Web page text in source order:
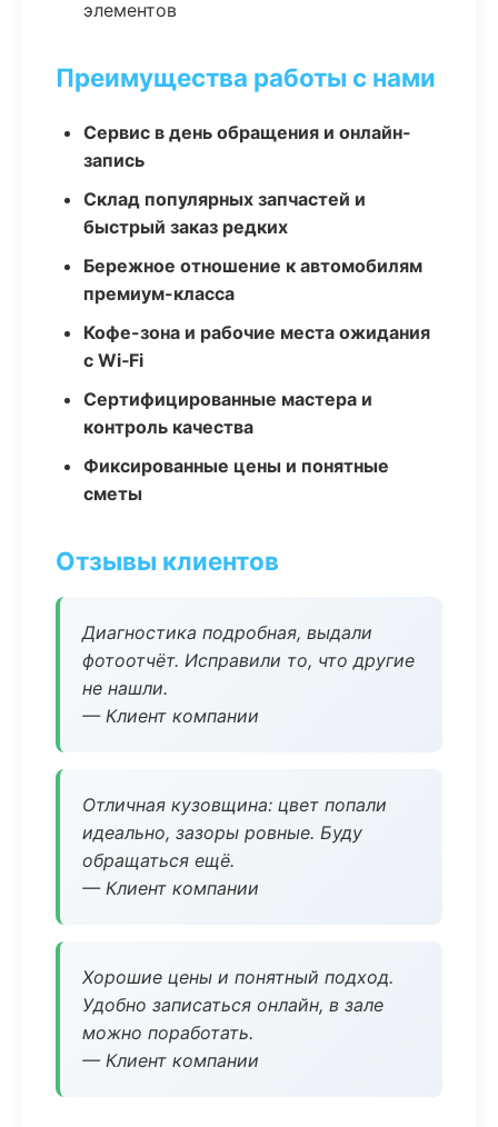
элементов
Преимущества работы с нами
Сервис в день обращения и онлайн-
запись
Склад популярных запчастей и
быстрый заказ редких
Бережное отношение к автомобилям
премиум-класса
Кофе-зона и рабочие места ожидания
с Wi‑Fi
Сертифицированные мастера и
контроль качества
Фиксированные цены и понятные
сметы
Отзывы клиентов
Диагностика подробная, выдали
фотоотчёт. Исправили то, что другие
не нашли.
— Клиент компании
Отличная кузовщина: цвет попали
идеально, зазоры ровные. Буду
обращаться ещё.
— Клиент компании
Хорошие цены и понятный подход.
Удобно записаться онлайн, в зале
можно поработать.
— Клиент компании